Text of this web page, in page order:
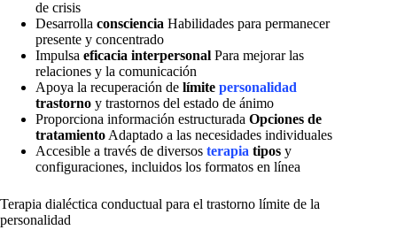
de crisis
Desarrolla consciencia Habilidades para permanecer
presente y concentrado
Impulsa eficacia interpersonal Para mejorar las
relaciones y la comunicación
Apoya la recuperación de límite personalidad
trastorno y trastornos del estado de ánimo
Proporciona información estructurada Opciones de
tratamiento Adaptado a las necesidades individuales
Accesible a través de diversos terapia tipos y
configuraciones, incluidos los formatos en línea
Terapia dialéctica conductual para el trastorno límite de la
personalidad